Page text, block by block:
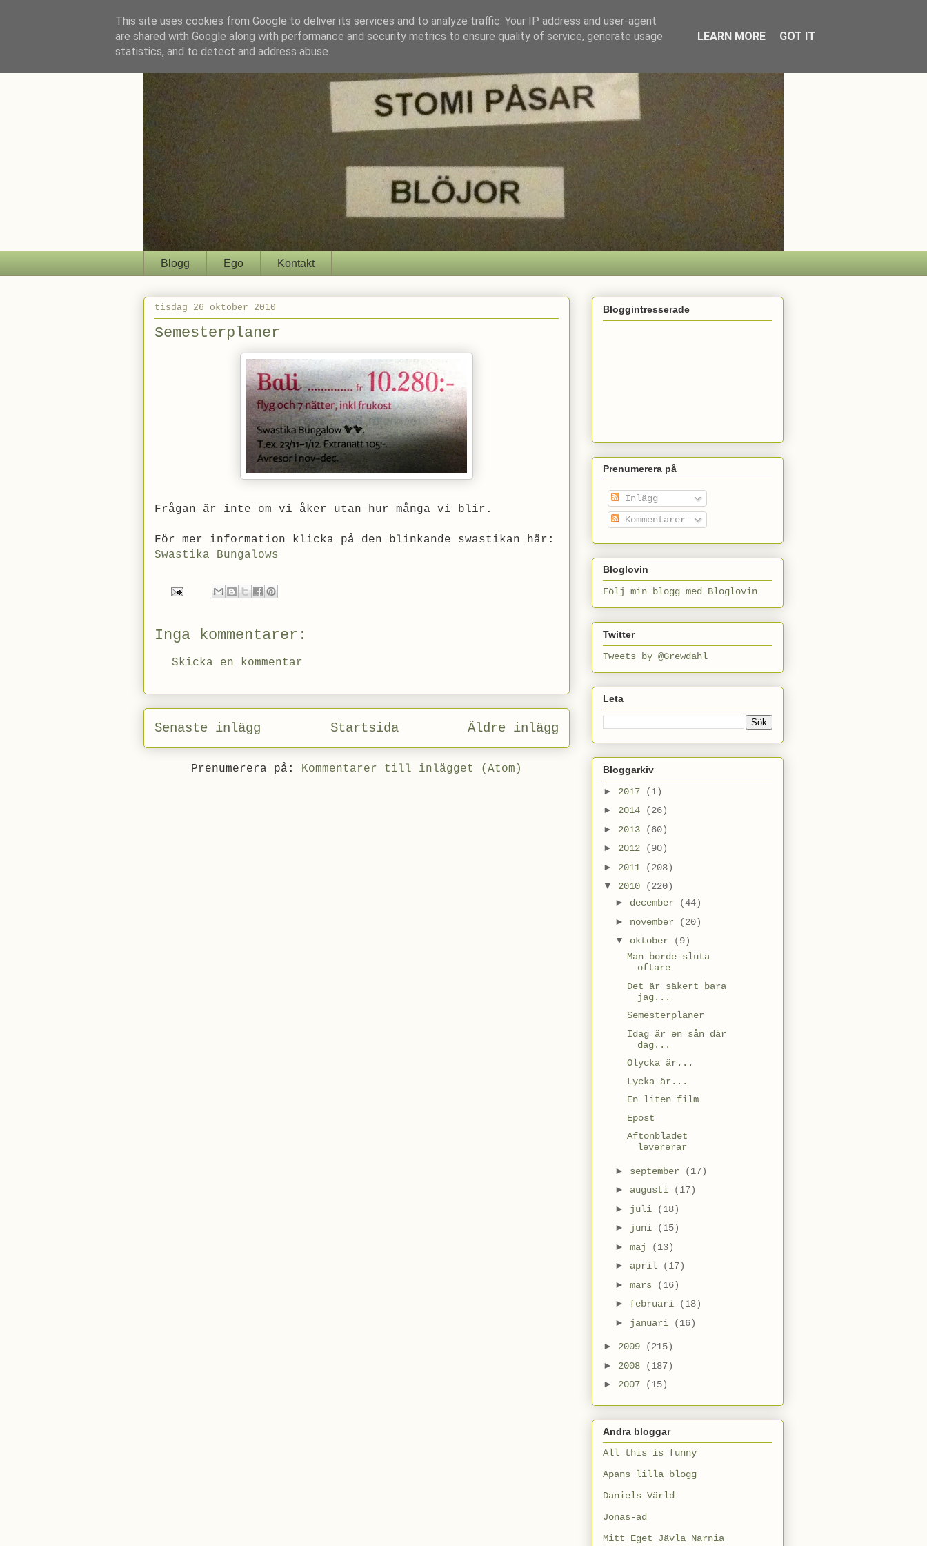
Blogg Ego Kontakt
tisdag 26 oktober 2010
Semesterplaner
Frågan är inte om vi åker utan hur många vi blir.
För mer information klicka på den blinkande swastikan här:
Swastika Bungalows
Inga kommentarer:
Skicka en kommentar
Senaste inlägg Äldre inlägg
Startsida
Prenumerera på: Kommentarer till inlägget (Atom)
Bloggintresserade
Prenumerera på
Inlägg
Kommentarer
Bloglovin
Följ min blogg med Bloglovin
Twitter
Tweets by @Grewdahl
Leta
Bloggarkiv
► 2017
(1)
► 2014
(26)
► 2013
(60)
► 2012
(90)
► 2011
(208)
▼ 2010
(220)
► december
(44)
► november
(20)
▼ oktober
(9)
Man borde sluta
oftare
Det är säkert bara
jag...
Semesterplaner
Idag är en sån där
dag...
Olycka är...
Lycka är...
En liten film
Epost
Aftonbladet
levererar
► september
(17)
► augusti
(17)
► juli
(18)
► juni
(15)
► maj
(13)
► april
(17)
► mars
(16)
► februari
(18)
► januari (16)
► 2009
(215)
► 2008
(187)
► 2007 (15)
Andra bloggar
All this is funny
Apans lilla blogg
Daniels Värld
Jonas-ad
Mitt Eget Jävla Narnia
This site uses cookies from Google to deliver its services and to analyze traffic. Your IP address and user-agent
are shared with Google along with performance and security metrics to ensure quality of service, generate usage
statistics, and to detect and address abuse.
LEARN MORE GOT IT